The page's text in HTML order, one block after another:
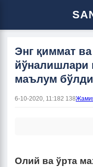
Энг қиммат
йўналишлари
маълум бўлди
6-10-2020, 11:182 138
Олий ва ўрта